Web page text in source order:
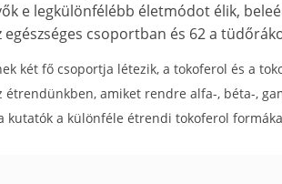
e legkülönfélébb életmódot élik,
egészséges csoportban és 62 a
két fő csoportja létezik, a tokoferol és a
étrendünkben, amiket rendre alfa-, béta-,
kutatók a különféle étrendi tokoferol